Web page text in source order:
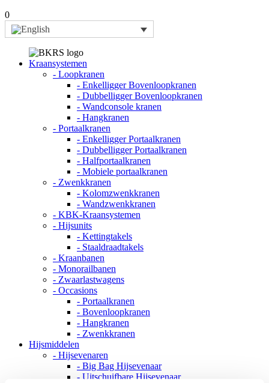
0
Kraansystemen
- Loopkranen
- Enkelligger Bovenloopkranen
- Dubbelligger Bovenloopkranen
- Wandconsole kranen
- Hangkranen
- Portaalkranen
- Enkelligger Portaalkranen
- Dubbelligger Portaalkranen
- Halfportaalkranen
- Mobiele portaalkranen
- Zwenkkranen
- Kolomzwenkkranen
- Wandzwenkkranen
- KBK-Kraansystemen
- Hijsunits
- Kettingtakels
- Staaldraadtakels
- Kraanbanen
- Monorailbanen
- Zwaarlastwagens
- Occasions
- Portaalkranen
- Bovenloopkranen
- Hangkranen
- Zwenkkranen
Hijsmiddelen
- Hijsevenaren
- Big Bag Hijsevenaar
- Uitschuifbare Hijsevenaar